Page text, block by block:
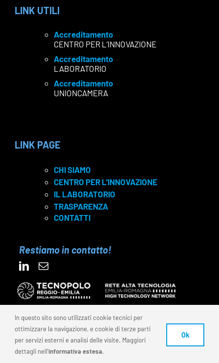
LINK UTILI
Accreditamento
CENTRO PER L’INNOVAZIONE
Accreditamento
LABORATORIO
Accreditamento
UNIONCAMERA
LINK PAGE
CHI SIAMO
CENTRO PER L’INNOVAZIONE
IL LABORATORIO
TRASPARENZA
CONTATTI
Restiamo in contatto!
© 2025 FONDAZIONE REI – C.F. 91159870350 | P.IVA
02772570350 | Codice Univoco: SUBM7ØN
In questo sito sono utilizzati cookie tecnici per
ottimizzare la navigazione, e cookie di terze parti
per servizi esterni e analisi delle visite. Maggiori
dettagli nell'informativa estesa.
Ok